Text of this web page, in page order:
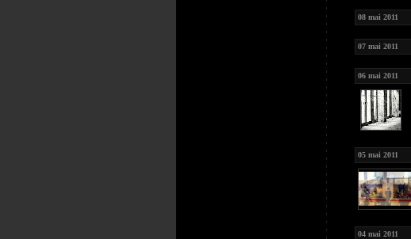
08 mai 2011
07 mai 2011
06 mai 2011
05 mai 2011
04 mai 2011